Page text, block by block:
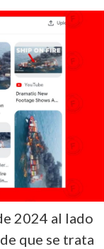
2024 al lado
que se trata